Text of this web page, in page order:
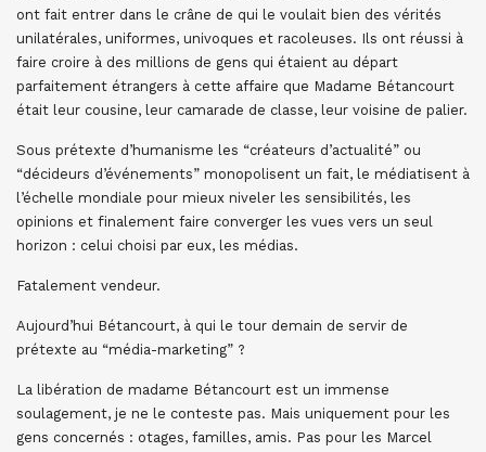
ont fait entrer dans le crâne de qui le voulait bien des vérités
unilatérales, uniformes, univoques et racoleuses. Ils ont réussi à
faire croire à des millions de gens qui étaient au départ
parfaitement étrangers à cette affaire que Madame Bétancourt
était leur cousine, leur camarade de classe, leur voisine de palier.
Sous prétexte d’humanisme les “créateurs d’actualité” ou
“décideurs d’événements” monopolisent un fait, le médiatisent à
l’échelle mondiale pour mieux niveler les sensibilités, les
opinions et finalement faire converger les vues vers un seul
horizon : celui choisi par eux, les médias.
Fatalement vendeur.
Aujourd’hui Bétancourt, à qui le tour demain de servir de
prétexte au “média-marketing” ?
La libération de madame Bétancourt est un immense
soulagement, je ne le conteste pas. Mais uniquement pour les
gens concernés : otages, familles, amis. Pas pour les Marcel